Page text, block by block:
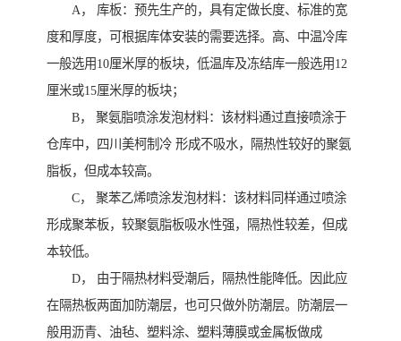
A， 库板：预先生产的，具有定做长度、标准的宽
度和厚度，可根据库体安装的需要选择。高、中温冷库
一般选用10厘米厚的板块，低温库及冻结库一般选用12
厘米或15厘米厚的板块；
B， 聚氨脂喷涂发泡材料：该材料通过直接喷涂于
仓库中，四川美柯制冷 形成不吸水，隔热性较好的聚氨
脂板，但成本较高。
C， 聚苯乙烯喷涂发泡材料：该材料同样通过喷涂
形成聚苯板，较聚氨脂板吸水性强，隔热性较差，但成
本较低。
D， 由于隔热材料受潮后，隔热性能降低。因此应
在隔热板两面加防潮层，也可只做外防潮层。防潮层一
般用沥青、油毡、塑料涂、塑料薄膜或金属板做成